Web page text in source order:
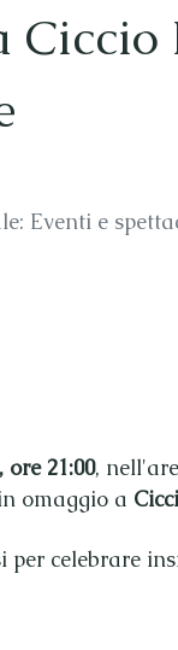
Ciccio
Eventi e
ore 21:00,
omaggio a
per celebrare